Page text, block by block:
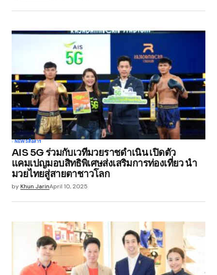
NEWSสื่อสาร
AIS 5G ร่วมกับเวทีมวยราชดำเนิน เปิดตัว
แคมเปญมอบสิทธิพิเศษส่งเสริมการท่องเที่ยว นำ
มวยไทยสู่สายตาชาวโลก
byKhun JarinApril 10, 2025